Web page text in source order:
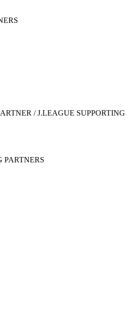
/ J.LEAGUE SUPPORTING
PARTNERS